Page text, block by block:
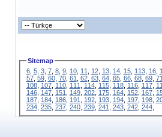
Sitemap
6, 5, 3, 7, 8, 9, 10, 11 12, 13, 14, 15, 113, 16,
57, 59, 60, 70, 61 62, 63, 64, 65, 66, 68, 69, 71
108, 107, 110, 111 114, 115, 118, 116, 117,
146, 147, 151 149, 202, 175, 164, 152, 167,
187, 184, 186, 191 192, 193, 194, 197, 198,
234, 235, 237, 240, 239, 241 243, 242, 244,